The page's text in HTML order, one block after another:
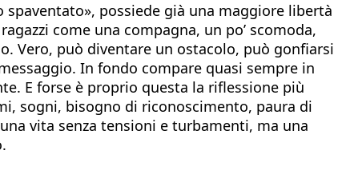
spaventato», possiede già una maggiore libertà
come una compagna, un po’ scomoda,
Vero, può diventare un ostacolo, può gonfiarsi
In fondo compare quasi sempre in
E forse è proprio questa la riflessione più
sogni, bisogno di riconoscimento, paura di
vita senza tensioni e turbamenti, ma una